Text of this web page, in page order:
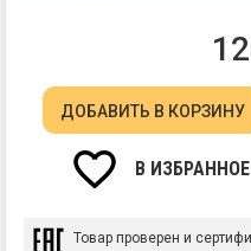
ДОБАВИТЬ В КОРЗИНУ
В ИЗБРАННОЕ
Товар проверен и